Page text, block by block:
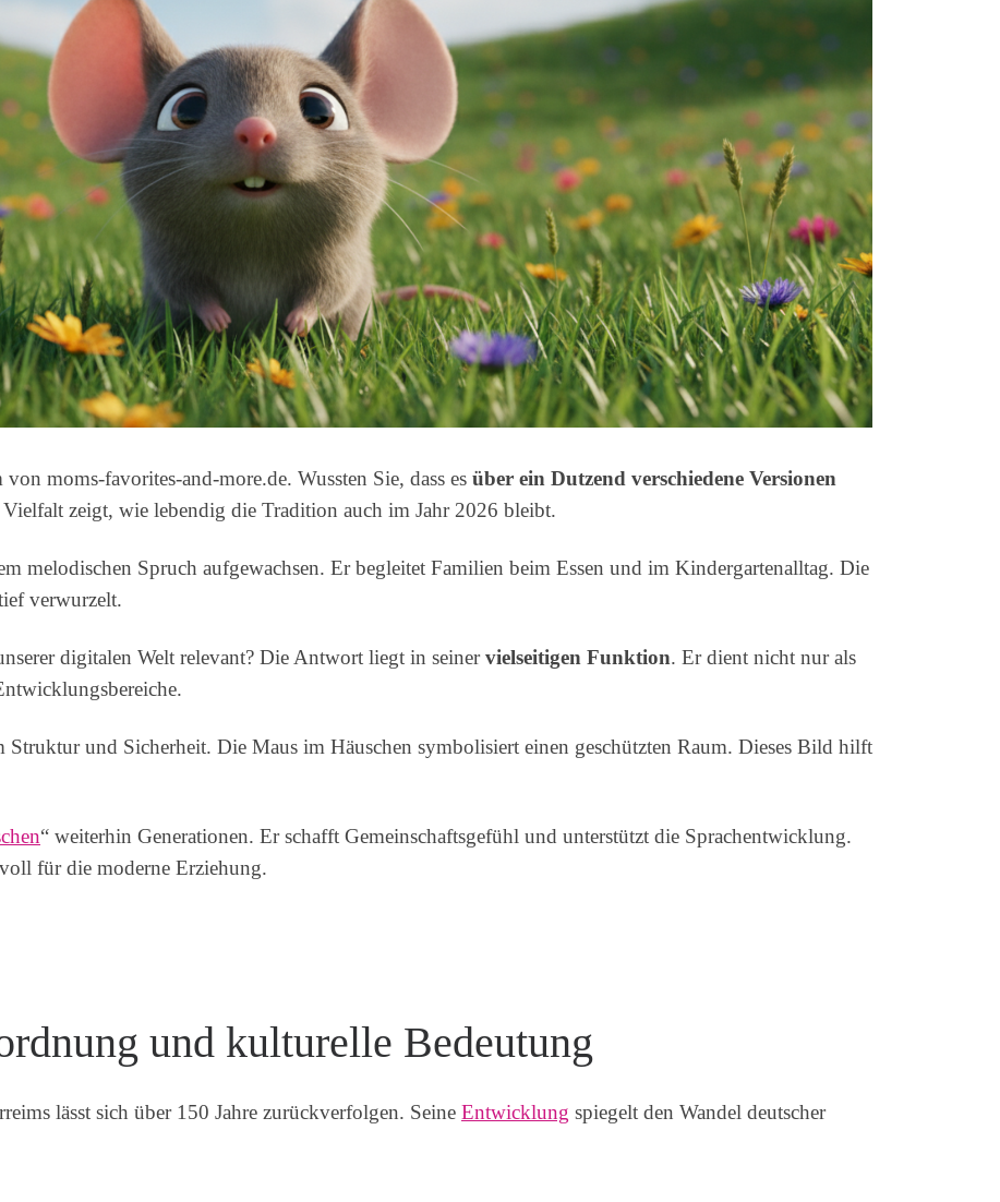
moms-favorites-and-more.de. Wussten Sie, dass es über ein Dutzend verschiedene Versionen
zeigt, wie lebendig die Tradition auch im Jahr 2026 bleibt.
melodischen Spruch aufgewachsen. Er begleitet Familien beim Essen und im Kindergartenalltag. Die
verwurzelt.
digitalen Welt relevant? Die Antwort liegt in seinervielseitigen Funktion. Er dient nicht nur als
und Sicherheit. Die Maus im Häuschen symbolisiert einen geschützten Raum. Dieses Bild hilft
“ weiterhin Generationen. Er schafft Gemeinschaftsgefühl und unterstützt die Sprachentwicklung.
für die moderne Erziehung.
und kulturelle Bedeutung
lässt sich über 150 Jahre zurückverfolgen. Seine Entwicklung spiegelt den Wandel deutscher